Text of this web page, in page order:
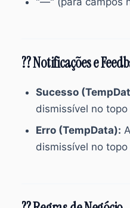
?? Notificações e
Sucesso
dismissível no topo
Erro (TempData):
dismissível no topo